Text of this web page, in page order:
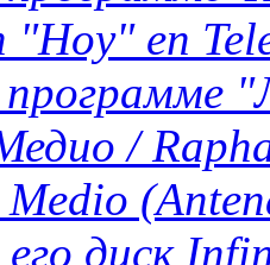
"Hoy" en
/
диск